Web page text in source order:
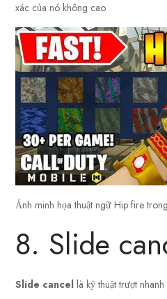
xác của nó không cao.
Ảnh minh họa thuật ngữ Hip fire
8. Slide
Slide cancel là kỹ thuật trượt